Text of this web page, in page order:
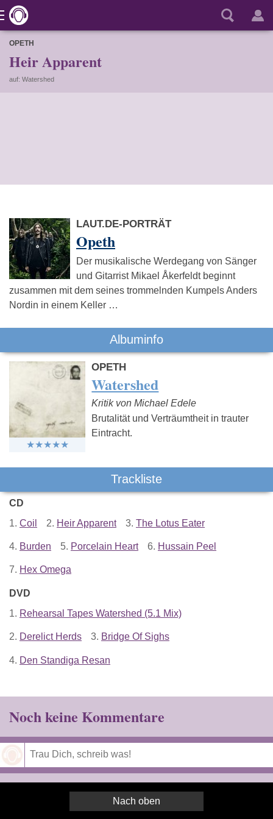
OPETH
Heir Apparent
auf: Watershed
LAUT.DE-PORTRÄT
Opeth
Der musikalische Werdegang von Sänger
und Gitarrist Mikael Åkerfeldt beginnt
zusammen mit dem seines trommelnden Kumpels Anders
Nordin in einem Keller …
Albuminfo
OPETH
Watershed
Kritik von Michael Edele
Brutalität und Verträumtheit in trauter
Eintracht.
Trackliste
CD
1. Coil 2. Heir Apparent 3. The Lotus Eater
4. Burden 5. Porcelain Heart 6. Hussain Peel
7. Hex Omega
DVD
1. Rehearsal Tapes Watershed (5.1 Mix)
2. Derelict Herds 3. Bridge Of Sighs
4. Den Standiga Resan
Noch keine Kommentare
Nach oben